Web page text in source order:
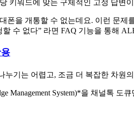
키워드에 맞는 구체적인 고정 답변
폰을 개통할 수 없는데요. 이런 문
수 없다” 라면 FAQ 기능을 통해
누기는 어렵고, 조금 더 복잡한 차원
Management System)*을 채널톡 도